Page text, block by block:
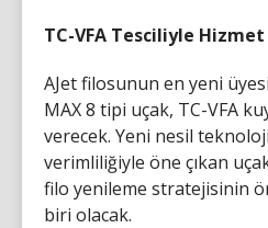
TC-VFA Tesciliyle
AJet filosunun en yeni
MAX 8 tipi uçak, TC-VFA
verecek. Yeni nesil
verimliliğiyle öne çıkan
filo yenileme stratejisinin
biri olacak.